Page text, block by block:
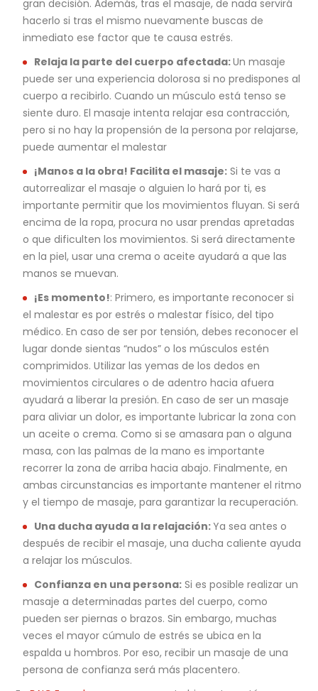
gran decisión. Además, tras el masaje, de nada servirá
hacerlo si tras el mismo nuevamente buscas de
inmediato ese factor que te causa estrés.
Relaja la parte del cuerpo afectada:Un masaje
puede ser una experiencia dolorosa si no predispones al
cuerpo a recibirlo. Cuando un músculo está tenso se
siente duro. El masaje intenta relajar esa contracción,
pero si no hay la propensión de la persona por relajarse,
puede aumentar el malestar
¡Manos a la obra! Facilita el masaje: Si te vas a
autorrealizar el masaje o alguien lo hará por ti, es
importante permitir que los movimientos fluyan. Si será
encima de la ropa, procura no usar prendas apretadas
o que dificulten los movimientos. Si será directamente
en la piel, usar una crema o aceite ayudará a que las
manos se muevan.
¡Es momento!: Primero, es importante reconocer si
el malestar es por estrés o malestar físico, del tipo
médico. En caso de ser por tensión, debes reconocer el
lugar donde sientas “nudos” o los músculos estén
comprimidos. Utilizar las yemas de los dedos en
movimientos circulares o de adentro hacia afuera
ayudará a liberar la presión. En caso de ser un masaje
para aliviar un dolor, es importante lubricar la zona con
un aceite o crema. Como si se amasara pan o alguna
masa, con las palmas de la mano es importante
recorrer la zona de arriba hacia abajo. Finalmente, en
ambas circunstancias es importante mantener el ritmo
y el tiempo de masaje, para garantizar la recuperación.
Una ducha ayuda a la relajación:Ya sea antes o
después de recibir el masaje, una ducha caliente ayuda
a relajar los músculos.
Confianza en una persona: Si es posible realizar un
masaje a determinadas partes del cuerpo, como
pueden ser piernas o brazos. Sin embargo, muchas
veces el mayor cúmulo de estrés se ubica en la
espalda u hombros. Por eso, recibir un masaje de una
persona de confianza será más placentero.